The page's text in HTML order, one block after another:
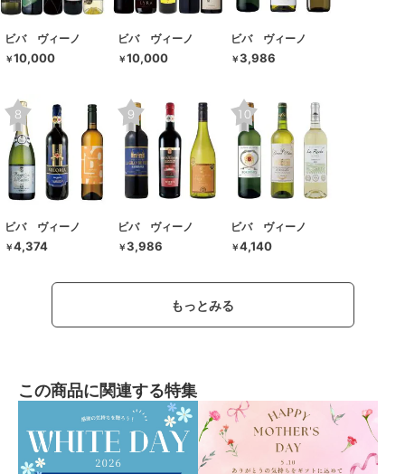
ビバ ヴィーノ
￥10,000
ビバ ヴィーノ
￥10,000
ビバ ヴィーノ
￥3,986
ビバ ヴィーノ
￥4,374
ビバ ヴィーノ
￥3,986
ビバ ヴィーノ
￥4,140
もっとみる
この商品に関連する特集